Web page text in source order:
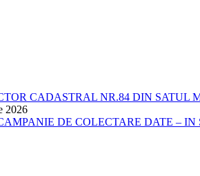
CADASTRAL NR.84 DIN SATUL
2026
DE COLECTARE DATE –